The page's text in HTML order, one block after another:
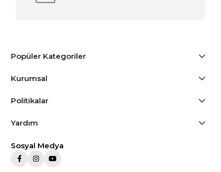
Popüler Kategoriler
Kurumsal
Politikalar
Yardım
Sosyal Medya